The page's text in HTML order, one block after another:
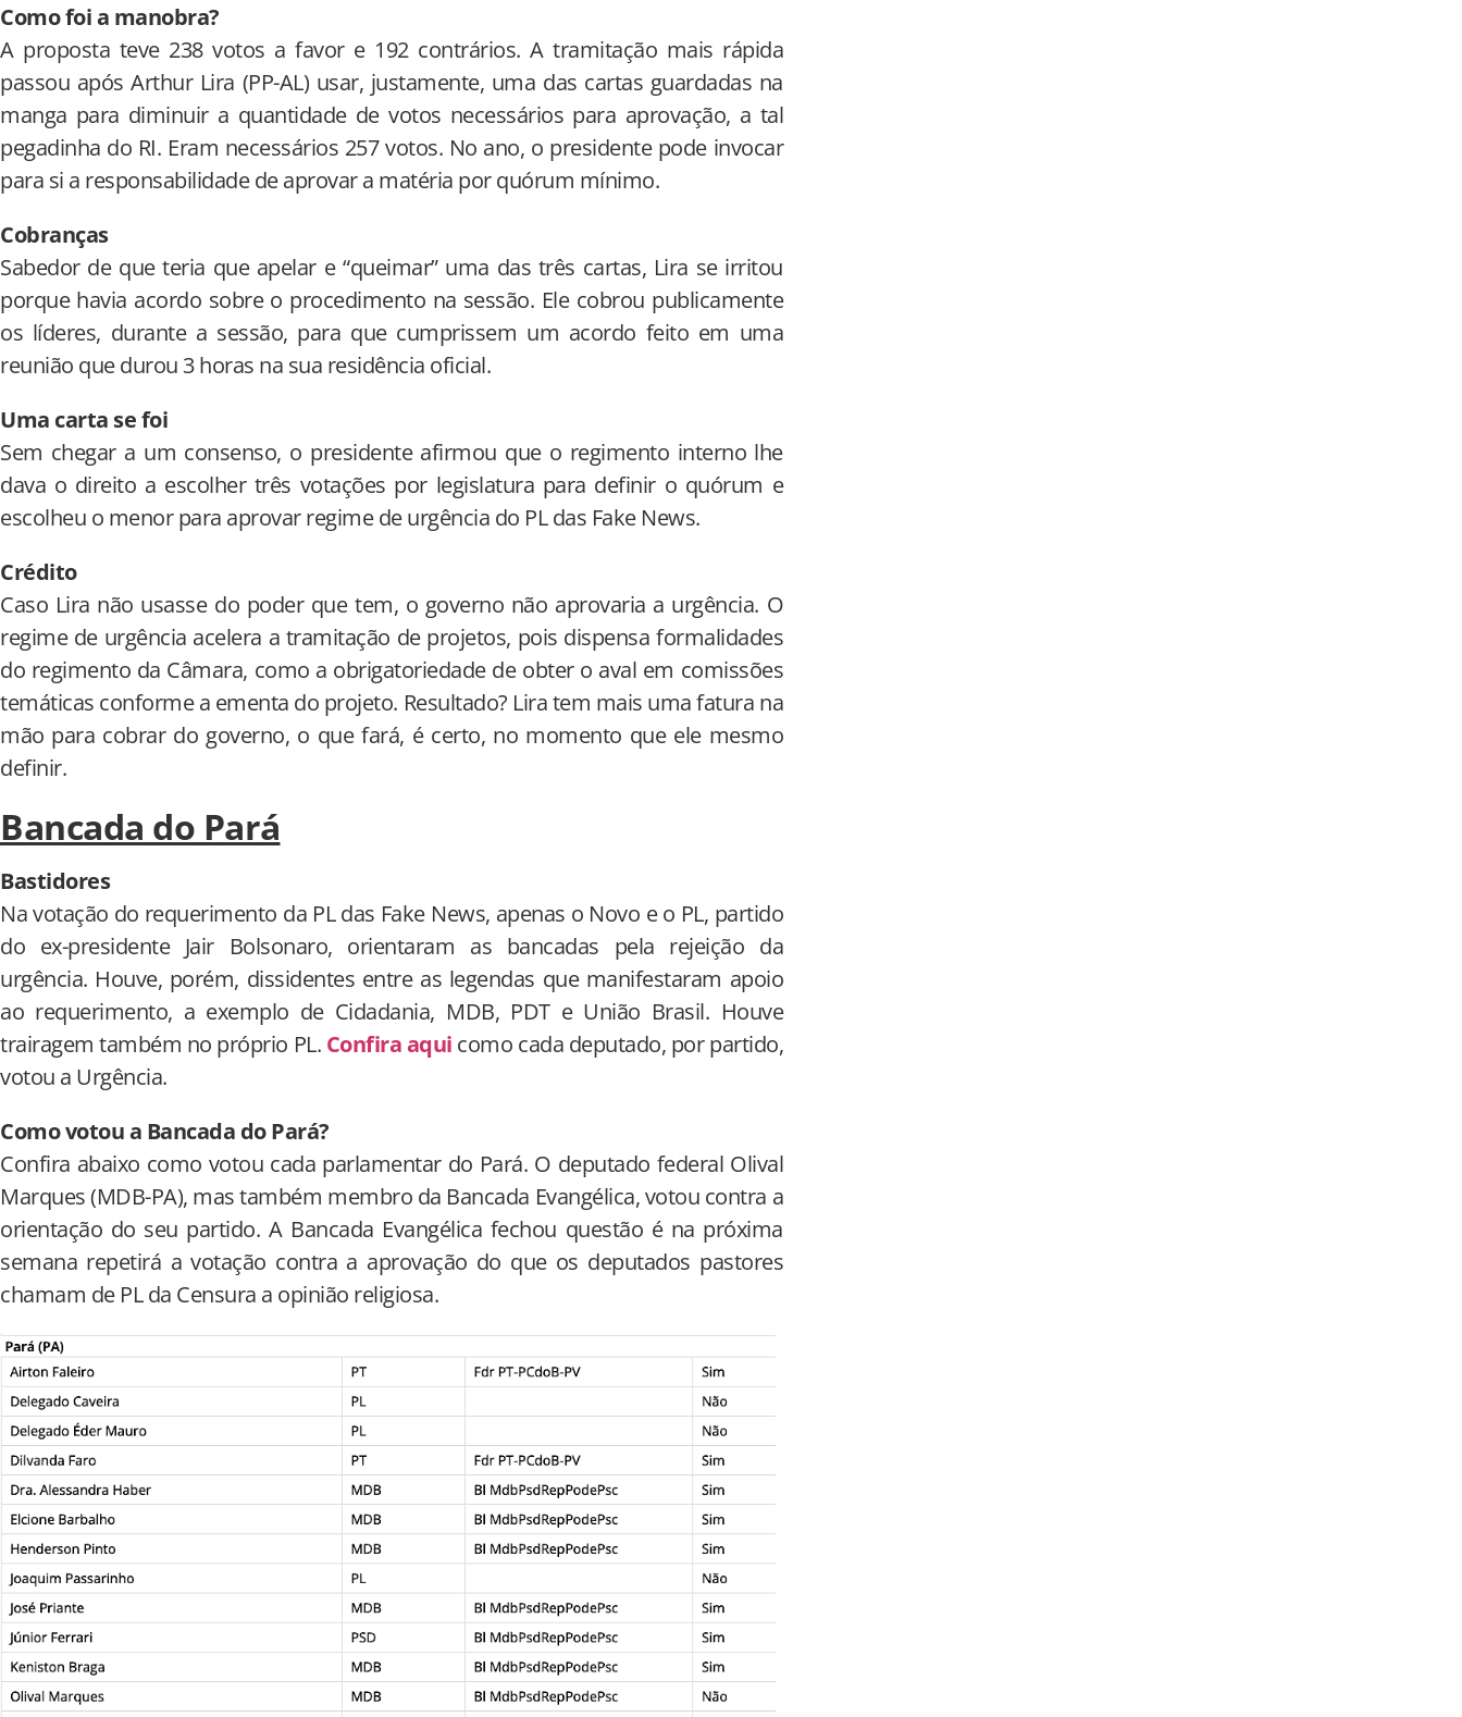
Como foi a manobra?
A proposta teve 238 votos a favor e 192 contrários. A tramitação mais rápida
passou após Arthur Lira (PP-AL) usar, justamente, uma das cartas guardadas na
manga para diminuir a quantidade de votos necessários para aprovação, a tal
pegadinha do RI. Eram necessários 257 votos. No ano, o presidente pode invocar
para si a responsabilidade de aprovar a matéria por quórum mínimo.
Cobranças
Sabedor de que teria que apelar e “queimar” uma das três cartas, Lira se irritou
porque havia acordo sobre o procedimento na sessão. Ele cobrou publicamente
os líderes, durante a sessão, para que cumprissem um acordo feito em uma
reunião que durou 3 horas na sua residência oficial.
Uma carta se foi
Sem chegar a um consenso, o presidente afirmou que o regimento interno lhe
dava o direito a escolher três votações por legislatura para definir o quórum e
escolheu o menor para aprovar regime de urgência do PL das Fake News.
Crédito
Caso Lira não usasse do poder que tem, o governo não aprovaria a urgência. O
regime de urgência acelera a tramitação de projetos, pois dispensa formalidades
do regimento da Câmara, como a obrigatoriedade de obter o aval em comissões
temáticas conforme a ementa do projeto. Resultado? Lira tem mais uma fatura na
mão para cobrar do governo, o que fará, é certo, no momento que ele mesmo
definir.
Bancada do Pará
Bastidores
Na votação do requerimento da PL das Fake News, apenas o Novo e o PL, partido
do ex-presidente Jair Bolsonaro, orientaram as bancadas pela rejeição da
urgência. Houve, porém, dissidentes entre as legendas que manifestaram apoio
ao requerimento, a exemplo de Cidadania, MDB, PDT e União Brasil. Houve
trairagem também no próprio PL. Confira aqui como cada deputado, por partido,
votou a Urgência.
Como votou a Bancada do Pará?
Confira abaixo como votou cada parlamentar do Pará. O deputado federal Olival
Marques (MDB-PA), mas também membro da Bancada Evangélica, votou contra a
orientação do seu partido. A Bancada Evangélica fechou questão é na próxima
semana repetirá a votação contra a aprovação do que os deputados pastores
chamam de PL da Censura a opinião religiosa.